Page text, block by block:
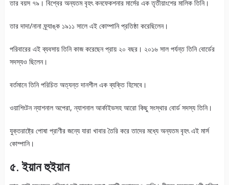
তার বয়স ৭৯। বিশ্বের অন্যতম বৃহৎ কনফেকশনার মার্সের এক তৃতীয়াংশের মালিক তিনি।
তার দাদা/নানা ফ্র্যাঙ্ক ১৯১১ সালে এই কোম্পানি প্রতিষ্ঠা করেছিলেন।
পরিবারের এই ব্যবসায় তিনি কাজ করেছেন প্রায় ২০ বছর। ২০১৬ সাল পর্যন্ত তিনি বোর্ডের
সদস্যও ছিলেন।
বর্তমানে তিনি পরিচিত অত্যন্ত দানশীল এক ব্যক্তি হিসেবে।
ওয়াশিংটন ন্যাশনাল অপেরা, ন্যাশনাল আর্কাইভসহ আরো কিছু সংস্থার বোর্ড সদস্য তিনি।
যুক্তরাষ্ট্রে পোষা প্রাণীর জন্যে যারা খাবার তৈরি করে তাদের মধ্যে অন্যতম বৃহৎ এই মার্স
কোম্পানি।
৫. ইয়ান হুইয়ান